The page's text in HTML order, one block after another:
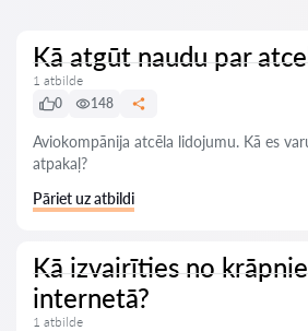
Kā atgūt naudu par
1 atbilde
0
148
Aviokompānija atcēla lidojumu. Kā es
atpakaļ?
Pāriet uz atbildi
Kā izvairīties no
internetā?
1 atbilde